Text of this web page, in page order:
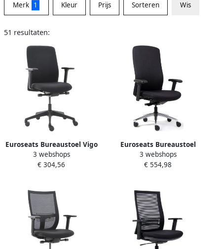
Merk 1 Kleur Prijs Sorteren Wis
51 resultaten:
Euroseats Bureaustoel Vigo
stof zwart blauw
3 webshops
€ 304,56
Euroseats Bureaustoel
Heavy Duty zwart
3 webshops
€ 554,98